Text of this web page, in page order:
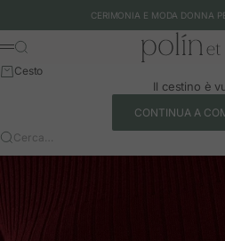
CERIMONIA E MODA DONNA
Polín et moi - EU
Menu
Cerca
Cesto
Il cestino è
CONTINUA A
Cerca…